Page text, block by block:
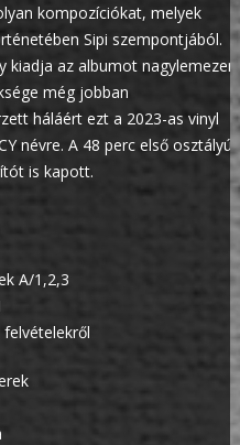
kompozíciókat, melyek
Sipi szempontjából.
az albumot nagylemezen
még jobban
háláért ezt a 2023-as vinyl
névre. A 48 perc első osztályú
is kapott.
A/1,2,3